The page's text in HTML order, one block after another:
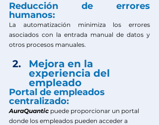
Reducción de errores
humanos:
La automatización minimiza los errores
asociados con la entrada manual de datos y
otros procesos manuales.
Mejora en la
experiencia del
empleado
Portal de empleados
centralizado:
AuraQuantic puede proporcionar un portal
donde los empleados pueden acceder a